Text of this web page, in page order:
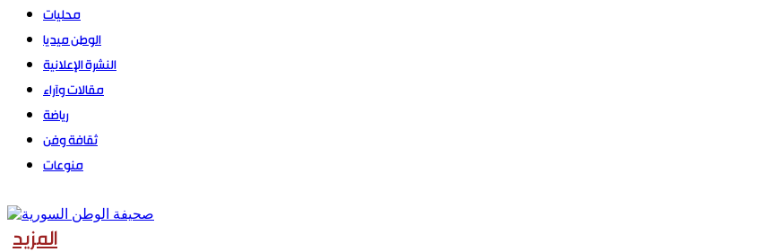
محليات
الوطن ميديا
النشرة الإعلانية
مقالات وآراء
رياضة
ثقافة وفن
منوعات
المزيد